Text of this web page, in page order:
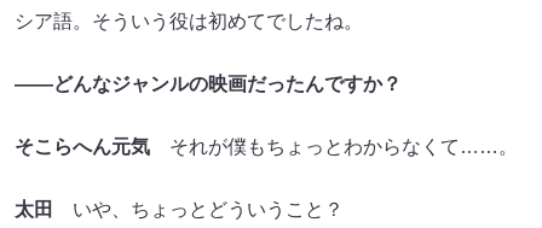
シア語。そういう役は初めてでしたね。
――どんなジャンルの映画だったんですか？
そこらへん元気 それが僕もちょっとわからなくて……。
太田 いや、ちょっとどういうこと？